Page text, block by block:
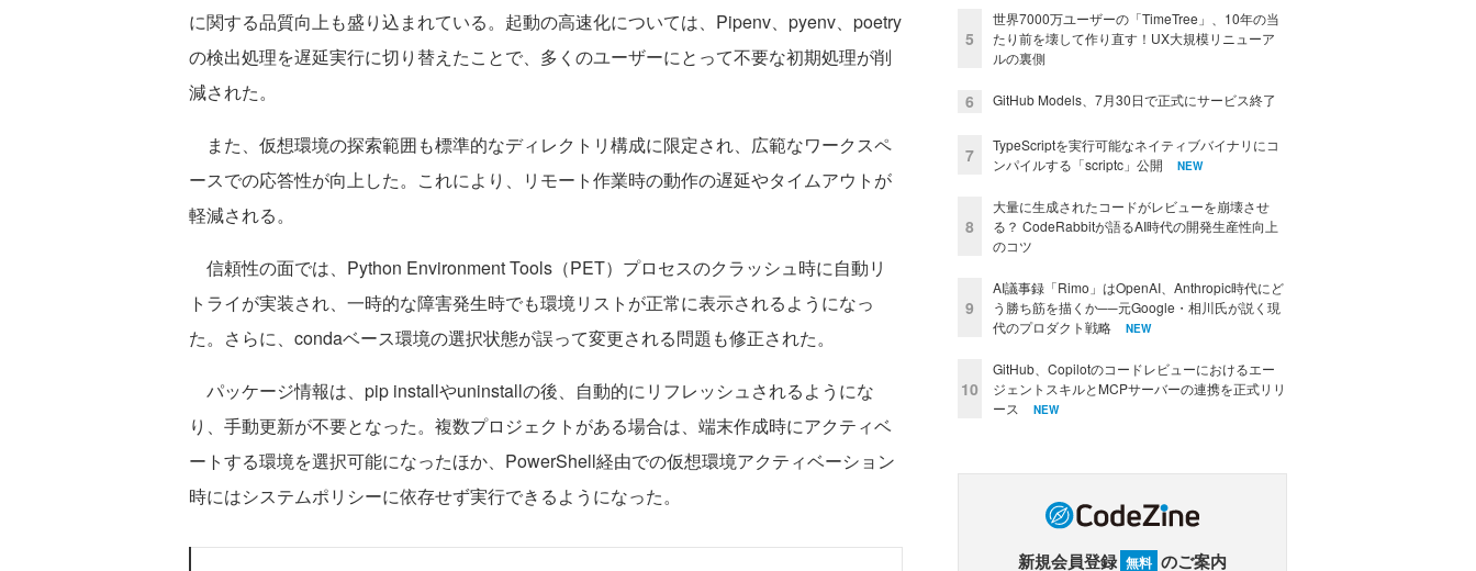
に関する品質向上も盛り込まれている。起動の高速化については、Pipenv、pyenv、poetry
の検出処理を遅延実行に切り替えたことで、多くのユーザーにとって不要な初期処理が削
減された。
また、仮想環境の探索範囲も標準的なディレクトリ構成に限定され、広範なワークスペ
ースでの応答性が向上した。これにより、リモート作業時の動作の遅延やタイムアウトが
軽減される。
信頼性の面では、Python Environment Tools（PET）プロセスのクラッシュ時に自動リ
トライが実装され、一時的な障害発生時でも環境リストが正常に表示されるようになっ
た。さらに、condaベース環境の選択状態が誤って変更される問題も修正された。
パッケージ情報は、pip installやuninstallの後、自動的にリフレッシュされるようにな
り、手動更新が不要となった。複数プロジェクトがある場合は、端末作成時にアクティベ
ートする環境を選択可能になったほか、PowerShell経由での仮想環境アクティベーション
時にはシステムポリシーに依存せず実行できるようになった。
5
世界7000万ユーザーの「TimeTree」、10年の当
たり前を壊して作り直す！UX大規模リニューア
ルの裏側
6 GitHub Models、7月30日で正式にサービス終了
7
TypeScriptを実行可能なネイティブバイナリにコ
ンパイルする「scriptc」公開
NEW
8
大量に生成されたコードがレビューを崩壊させ
る？ CodeRabbitが語るAI時代の開発生産性向上
のコツ
9
AI議事録「Rimo」はOpenAI、Anthropic時代にど
う勝ち筋を描くか──元Google・相川氏が説く現
代のプロダクト戦略
NEW
10
GitHub、Copilotのコードレビューにおけるエー
ジェントスキルとMCPサーバーの連携を正式リリ
ース
NEW
新規会員登録 無料 のご案内